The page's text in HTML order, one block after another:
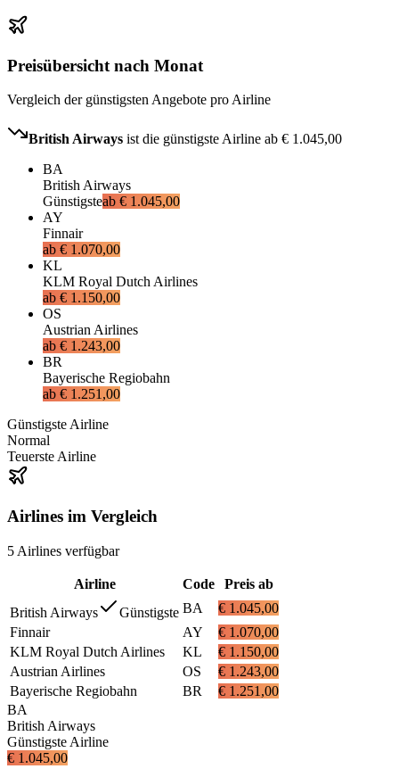
Preisübersicht nach Monat
Vergleich der günstigsten Angebote pro Airline
British Airways ist die günstigste Airline ab € 1.045,00
BA
British Airways
Günstigsteab € 1.045,00
AY
Finnair
ab € 1.070,00
KL
KLM Royal Dutch Airlines
ab € 1.150,00
OS
Austrian Airlines
ab € 1.243,00
BR
Bayerische Regiobahn
ab € 1.251,00
Günstigste Airline
Normal
Teuerste Airline
Airlines im Vergleich
5 Airlines verfügbar
Airline Code
Preis ab
British Airways
Günstigste BA
€ 1.045,00
Finnair
AY
€ 1.070,00
KLM Royal Dutch Airlines
KL
€ 1.150,00
Austrian Airlines
OS
€ 1.243,00
Bayerische Regiobahn
BR
€ 1.251,00
BA
British Airways
Günstigste Airline
€ 1.045,00